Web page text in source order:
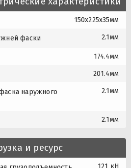
150x225x35мм
фаски 2.1мм
174.4мм
201.4мм
наружного
2.1мм
2.1мм
и ресурс
121 кН